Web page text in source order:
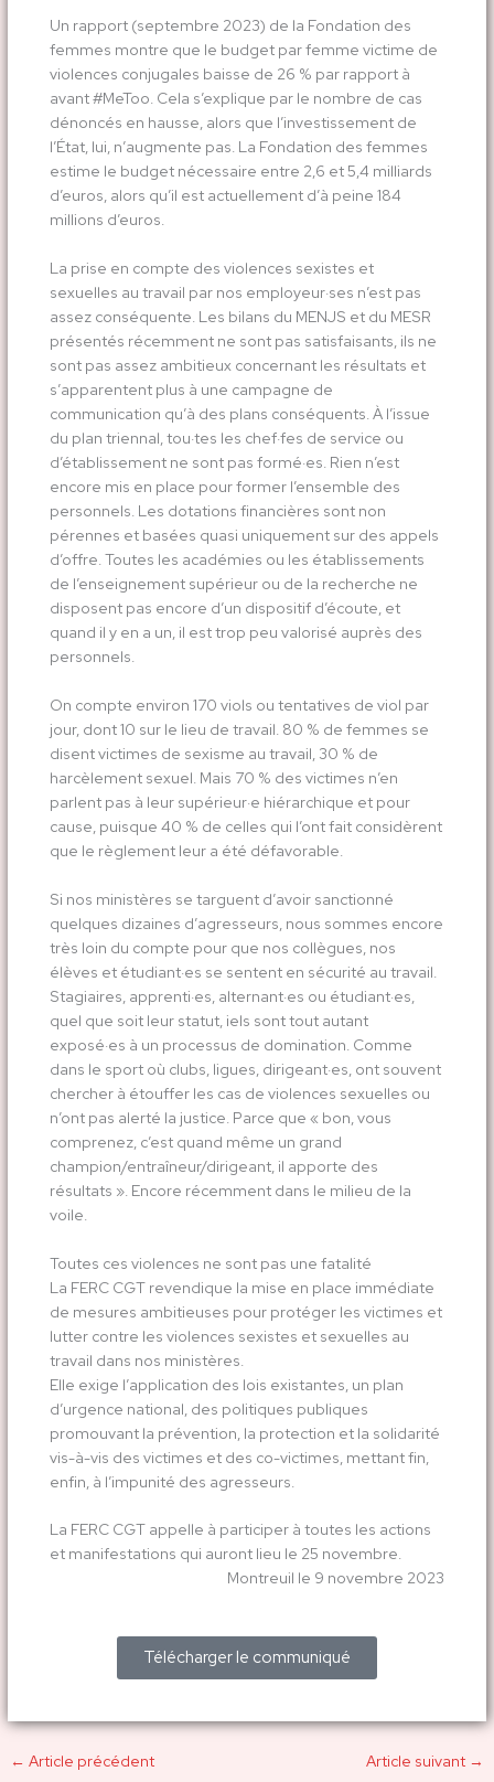
Un rapport (septembre 2023) de la Fondation des
femmes montre que le budget par femme victime de
violences conjugales baisse de 26 % par rapport à
avant #MeToo. Cela s’explique par le nombre de cas
dénoncés en hausse, alors que l’investissement de
l’État, lui, n’augmente pas. La Fondation des femmes
estime le budget nécessaire entre 2,6 et 5,4 milliards
d’euros, alors qu’il est actuellement d’à peine 184
millions d’euros.
La prise en compte des violences sexistes et
sexuelles au travail par nos employeur·ses n’est pas
assez conséquente. Les bilans du MENJS et du MESR
présentés récemment ne sont pas satisfaisants, ils ne
sont pas assez ambitieux concernant les résultats et
s’apparentent plus à une campagne de
communication qu’à des plans conséquents. À l’issue
du plan triennal, tou·tes les chef·fes de service ou
d’établissement ne sont pas formé·es. Rien n’est
encore mis en place pour former l’ensemble des
personnels. Les dotations financières sont non
pérennes et basées quasi uniquement sur des appels
d’offre. Toutes les académies ou les établissements
de l’enseignement supérieur ou de la recherche ne
disposent pas encore d’un dispositif d’écoute, et
quand il y en a un, il est trop peu valorisé auprès des
personnels.
On compte environ 170 viols ou tentatives de viol par
jour, dont 10 sur le lieu de travail. 80 % de femmes se
disent victimes de sexisme au travail, 30 % de
harcèlement sexuel. Mais 70 % des victimes n’en
parlent pas à leur supérieur·e hiérarchique et pour
cause, puisque 40 % de celles qui l’ont fait considèrent
que le règlement leur a été défavorable.
Si nos ministères se targuent d’avoir sanctionné
quelques dizaines d’agresseurs, nous sommes encore
très loin du compte pour que nos collègues, nos
élèves et étudiant·es se sentent en sécurité au travail.
Stagiaires, apprenti·es, alternant·es ou étudiant·es,
quel que soit leur statut, iels sont tout autant
exposé·es à un processus de domination. Comme
dans le sport où clubs, ligues, dirigeant·es, ont souvent
chercher à étouffer les cas de violences sexuelles ou
n’ont pas alerté la justice. Parce que « bon, vous
comprenez, c’est quand même un grand
champion/entraîneur/dirigeant, il apporte des
résultats ». Encore récemment dans le milieu de la
voile.
Toutes ces violences ne sont pas une fatalité
La FERC CGT revendique la mise en place immédiate
de mesures ambitieuses pour protéger les victimes et
lutter contre les violences sexistes et sexuelles au
travail dans nos ministères.
Elle exige l’application des lois existantes, un plan
d’urgence national, des politiques publiques
promouvant la prévention, la protection et la solidarité
vis-à-vis des victimes et des co-victimes, mettant fin,
enfin, à l’impunité des agresseurs.
La FERC CGT appelle à participer à toutes les actions
et manifestations qui auront lieu le 25 novembre.
Montreuil le 9 novembre 2023
Télécharger le communiqué
← Article précédent Article suivant →